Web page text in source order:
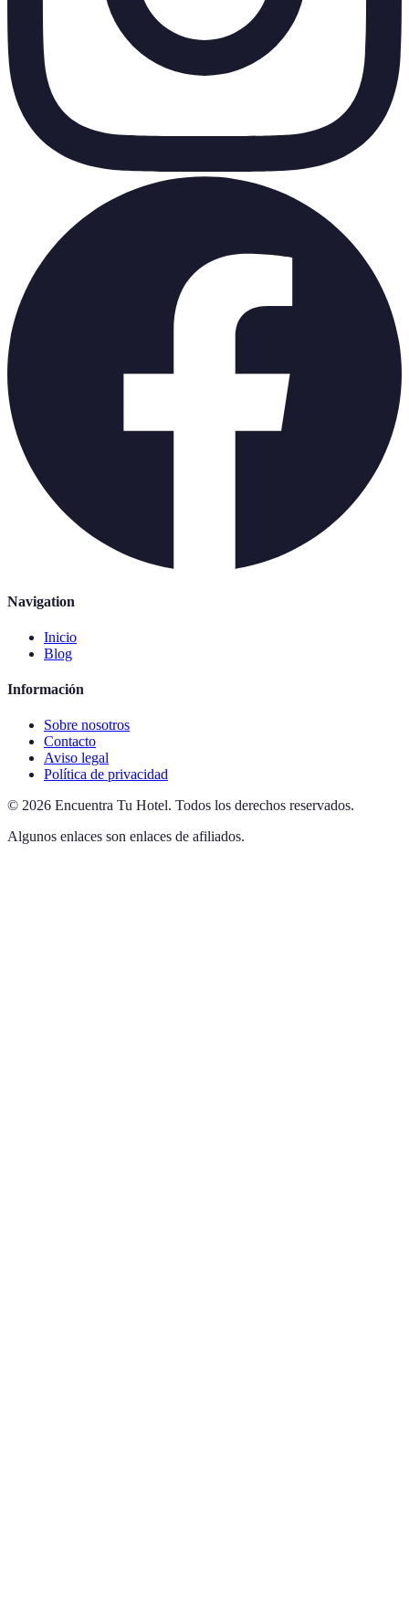
Navigation
Inicio
Blog
Información
Sobre nosotros
Contacto
Aviso legal
Política de privacidad
© 2026 Encuentra Tu Hotel. Todos los derechos reservados.
Algunos enlaces son enlaces de afiliados.